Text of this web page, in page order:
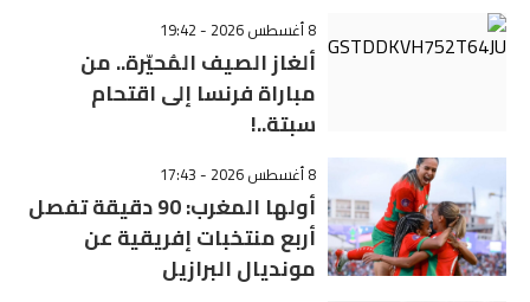
8 أغسطس 2026 - 19:42
ألغاز الصيف المُحيّرة.. من
مباراة فرنسا إلى اقتحام
سبتة..!
8 أغسطس 2026 - 17:43
أولها المغرب: 90 دقيقة تفصل
أربع منتخبات إفريقية عن
مونديال البرازيل